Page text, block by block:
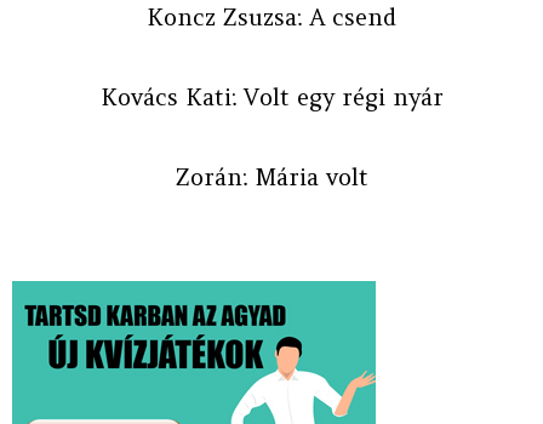
Koncz Zsuzsa: A csend
Kovács Kati: Volt egy régi nyár
Zorán: Mária volt